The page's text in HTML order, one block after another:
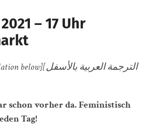
– 17 Uhr
below]الترجمة العربية بالأسفل]
schon vorher da. Feministisch
Tag!